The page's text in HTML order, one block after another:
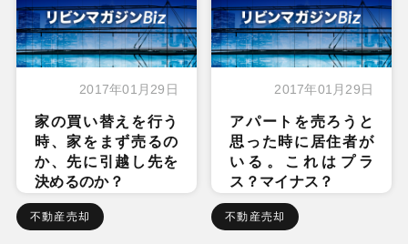
2017年01月29日
家の買い替えを行う
時、家をまず売るの
か、先に引越し先を
決めるのか？
不動産売却
2017年01月29日
アパートを売ろうと
思った時に居住者が
いる。これはプラ
ス？マイナス？
不動産売却